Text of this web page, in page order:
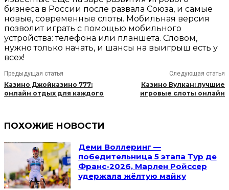
бизнеса в России после развала Союза, и самые
новые, современные слоты. Мобильная версия
позволит играть с помощью мобильного
устройства: телефона или планшета. Словом,
нужно только начать, и шансы на выигрыш есть у
всех!
Предыдущая статья
Казино Джойказино 777:
онлайн отдых для каждого
Следующая статья
Казино Вулкан: лучшие
игровые слоты онлайн
ПОХОЖИЕ НОВОСТИ
Деми Воллеринг —
победительница 5 этапа Тур де
Франс-2026, Марлен Ройссер
удержала жёлтую майку